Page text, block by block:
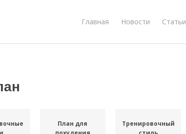
Главная Новости Статьи
План для
Тренировочный